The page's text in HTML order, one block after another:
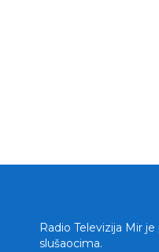
Radio Televizija Mir
slušaocima.